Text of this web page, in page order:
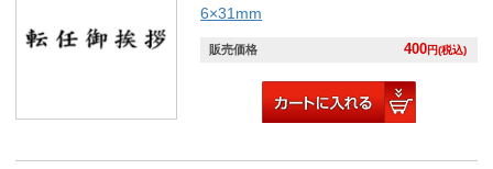
6×31mm
販売価格 400円(税込)